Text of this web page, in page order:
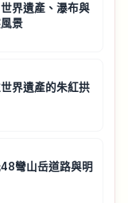
界遺產、瀑布與
景
界遺產的朱紅拱
彎山岳道路與明